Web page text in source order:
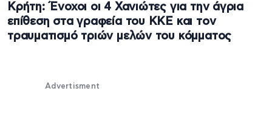
Κρήτη: Ένοχοι οι 4 Χανιώτες για την άγρια
επίθεση στα γραφεία του ΚΚΕ και τον
τραυματισμό τριών μελών του κόμματος
Advertisment